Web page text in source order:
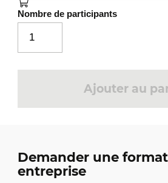
Nombre de participants
Ajouter au
Demander une
entreprise